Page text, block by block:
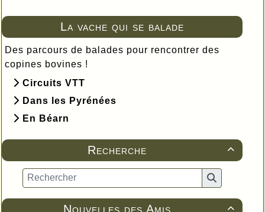
La vache qui se balade
Des parcours de balades pour rencontrer des
copines bovines !
Circuits VTT
Dans les Pyrénées
En Béarn

Recherche

Nouvelles des Amis